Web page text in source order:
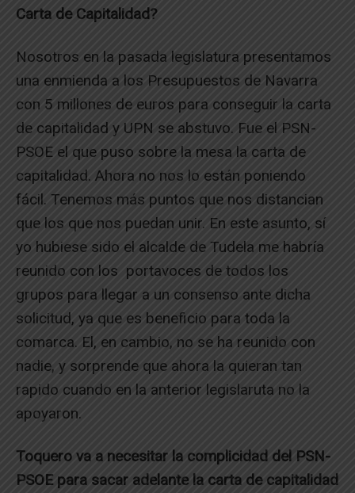
Carta de Capitalidad?
Nosotros en la pasada legislatura presentamos
una enmienda a los Presupuestos de Navarra
con 5 millones de euros para conseguir la carta
de capitalidad y UPN se abstuvo. Fue el PSN-
PSOE el que puso sobre la mesa la carta de
capitalidad. Ahora no nos lo están poniendo
fácil. Tenemos más puntos que nos distancian
que los que nos puedan unir. En este asunto, sí
yo hubiese sido el alcalde de Tudela me habría
reunido con los portavoces de todos los
grupos para llegar a un consenso ante dicha
solicitud, ya que es beneficio para toda la
comarca. El, en cambio, no se ha reunido con
nadie, y sorprende que ahora la quieran tan
rapido cuando en la anterior legislaruta no la
apoyaron.
Toquero va a necesitar la complicidad del PSN-
PSOE para sacar adelante la carta de capitalidad